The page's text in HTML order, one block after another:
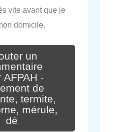
vite avant que je
domicile.
un
AFPAH -
de
termite,
mérule,
dé